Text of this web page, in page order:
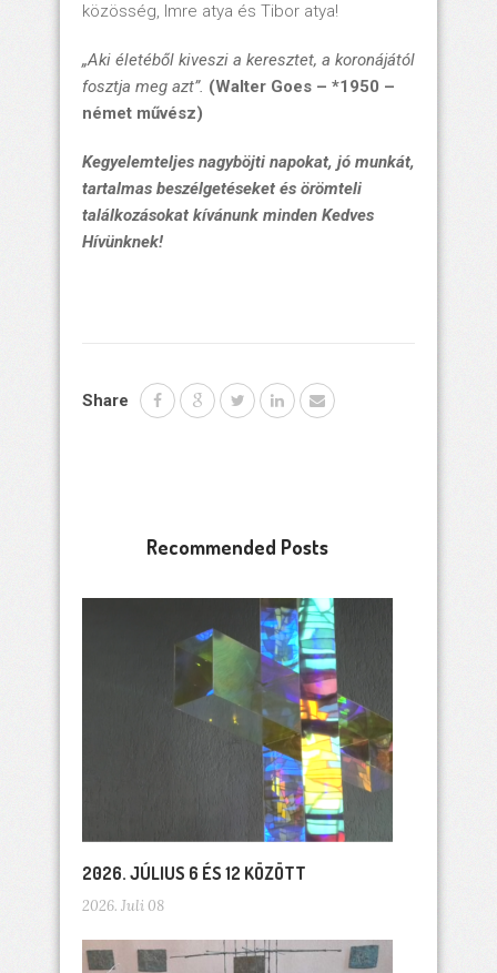
közösség, Imre atya és Tibor atya!
„Aki életéből kiveszi a keresztet, a koronájától
fosztja meg azt”. (Walter Goes – *1950 –
német művész)
Kegyelemteljes nagyböjti napokat, jó munkát,
tartalmas beszélgetéseket és örömteli
találkozásokat kívánunk minden Kedves
Hívünknek!
Share
Recommended Posts
2026. JÚLIUS 6 ÉS 12 KÖZÖTT
2026. Juli 08